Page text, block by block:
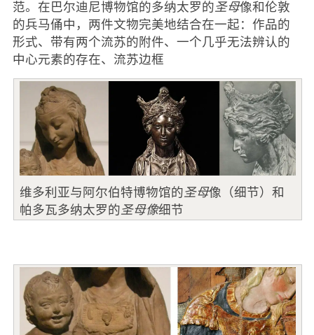
范。在巴尔迪尼博物馆的多纳太罗的圣母像和伦敦
的兵马俑中，两件文物完美地结合在一起：作品的
形式、带有两个流苏的附件、一个几乎无法辨认的
中心元素的存在、流苏边框
维多利亚与阿尔伯特博物馆的圣母像（细节）和
帕多瓦多纳太罗的圣母像细节